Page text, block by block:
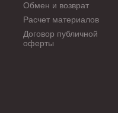
Обмен и возврат
Расчет материалов
Договор публичной
оферты